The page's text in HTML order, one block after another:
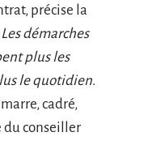
précise la
Les démarches
plus les
le quotidien.
cadré,
du conseiller